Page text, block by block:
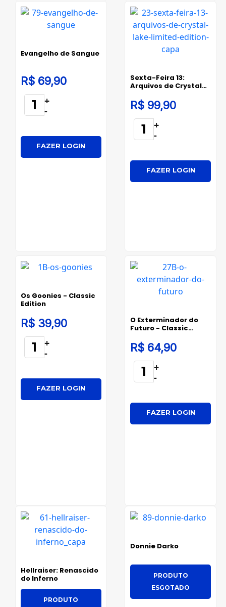
Evangelho de Sangue
R$ 69,90
+
-
FAZER LOGIN
Sexta-Feira 13:
Arquivos de Crystal
R$ 99,90
+
-
FAZER LOGIN
Os Goonies - Classic
Edition
R$ 39,90
+
-
FAZER LOGIN
O Exterminador do
Futuro - Classic
R$ 64,90
+
-
FAZER LOGIN
Hellraiser: Renascido
do Inferno
PRODUTO
Donnie Darko
PRODUTO
ESGOTADO